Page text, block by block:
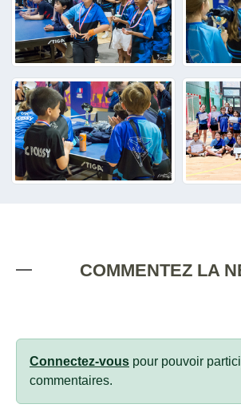
COMMENTEZ LA
Connectez-vous pour pouvoir
commentaires.